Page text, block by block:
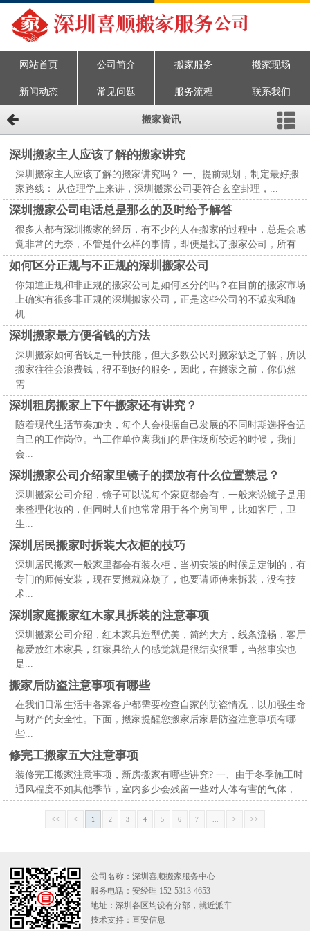
网站首页 公司简介 搬家服务 搬家现场
新闻动态 常见问题 服务流程 联系我们
搬家资讯
深圳搬家主人应该了解的搬家讲究
深圳搬家主人应该了解的搬家讲究吗？ 一、提前规划，制定最好搬
家路线： 从位理学上来讲，深圳搬家公司要符合玄空卦理，...
深圳搬家公司电话总是那么的及时给予解答
很多人都有深圳搬家的经历，有不少的人在搬家的过程中，总是会感
觉非常的无奈，不管是什么样的事情，即便是找了搬家公司，所有...
如何区分正规与不正规的深圳搬家公司
你知道正规和非正规的搬家公司是如何区分的吗？在目前的搬家市场
上确实有很多非正规的深圳搬家公司，正是这些公司的不诚实和随
机...
深圳搬家最方便省钱的方法
深圳搬家如何省钱是一种技能，但大多数公民对搬家缺乏了解，所以
搬家往往会浪费钱，得不到好的服务，因此，在搬家之前，你仍然
需...
深圳租房搬家上下午搬家还有讲究？
随着现代生活节奏加快，每个人会根据自己发展的不同时期选择合适
自己的工作岗位。当工作单位离我们的居住场所较远的时候，我们
会...
深圳搬家公司介绍家里镜子的摆放有什么位置禁忌？
深圳搬家公司介绍，镜子可以说每个家庭都会有，一般来说镜子是用
来整理化妆的，但同时人们也常常用于各个房间里，比如客厅，卫
生...
深圳居民搬家时拆装大衣柜的技巧
深圳居民搬家一般家里都会有装衣柜，当初安装的时候是定制的，有
专门的师傅安装，现在要搬就麻烦了，也要请师傅来拆装，没有技
术...
深圳家庭搬家红木家具拆装的注意事项
深圳搬家公司介绍，红木家具造型优美，简约大方，线条流畅，客厅
都爱放红木家具，红家具给人的感觉就是很结实很重，当然事实也
是...
搬家后防盗注意事项有哪些
在我们日常生活中各家各户都需要检查自家的防盗情况，以加强生命
与财产的安全性。下面，搬家提醒您搬家后家居防盗注意事项有哪
些...
修完工搬家五大注意事项
装修完工搬家注意事项，新房搬家有哪些讲究? 一、由于冬季施工时
通风程度不如其他季节，室内多少会残留一些对人体有害的气体，...
<< < 1 2 3 4 5 6 7 > >>
公司名称：深圳喜顺搬家服务中心
服务电话：安经理 152-5313-4653
地址：深圳各区均设有分部，就近派车
技术支持： 亘安信息